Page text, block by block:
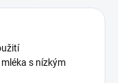
s nízkým